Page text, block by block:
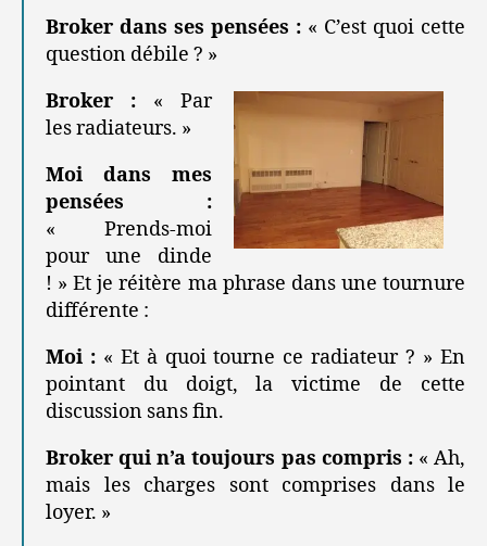
Broker dans ses pensées : « C’est quoi cette
question débile ? »
Broker : « Par
les radiateurs. »
Moi dans mes
pensées :
« Prends-moi
pour une dinde
! » Et je réitère ma phrase dans une tournure
différente :
Moi :« Et à quoi tourne ce radiateur ? » En
pointant du doigt, la victime de cette
discussion sans fin.
Broker qui n’a toujours pas compris :« Ah,
mais les charges sont comprises dans le
loyer. »